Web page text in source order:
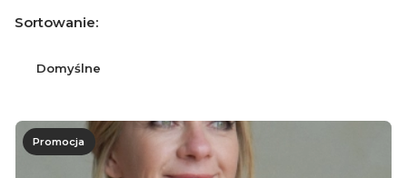
Lista produktów
Sortowanie:
Domyślne
Promocja